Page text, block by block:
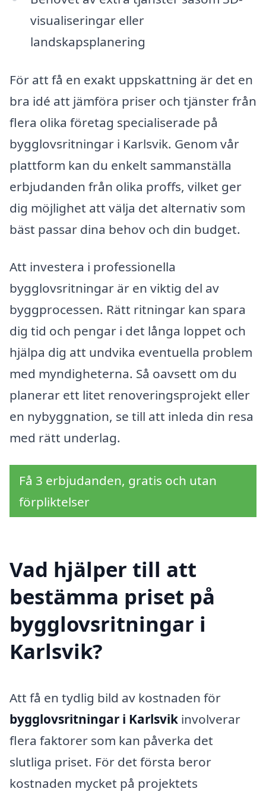
visualiseringar eller
landskapsplanering
För att få en exakt uppskattning är det en
bra idé att jämföra priser och tjänster från
flera olika företag specialiserade på
bygglovsritningar i Karlsvik. Genom vår
plattform kan du enkelt sammanställa
erbjudanden från olika proffs, vilket ger
dig möjlighet att välja det alternativ som
bäst passar dina behov och din budget.
Att investera i professionella
bygglovsritningar är en viktig del av
byggprocessen. Rätt ritningar kan spara
dig tid och pengar i det långa loppet och
hjälpa dig att undvika eventuella problem
med myndigheterna. Så oavsett om du
planerar ett litet renoveringsprojekt eller
en nybyggnation, se till att inleda din resa
med rätt underlag.
Få 3 erbjudanden, gratis och utan
förpliktelser
Vad hjälper till att
bestämma priset på
bygglovsritningar i
Karlsvik?
Att få en tydlig bild av kostnaden för
bygglovsritningar i Karlsvik involverar
flera faktorer som kan påverka det
slutliga priset. För det första beror
kostnaden mycket på projektets